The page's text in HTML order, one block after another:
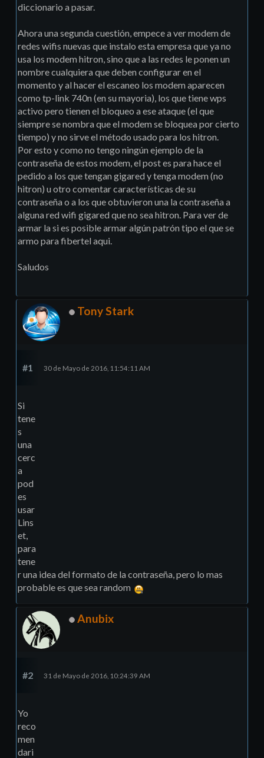
diccionario a pasar.
Ahora una segunda cuestión, empece a ver modem de
redes wifis nuevas que instalo esta empresa que ya no
usa los modem hitron, sino que a las redes le ponen un
nombre cualquiera que deben configurar en el
momento y al hacer el escaneo los modem aparecen
como tp-link 740n (en su mayoria), los que tiene wps
activo pero tienen el bloqueo a ese ataque (el que
siempre se nombra que el modem se bloquea por cierto
tiempo) y no sirve el método usado para los hitron.
Por esto y como no tengo ningún ejemplo de la
contraseña de estos modem, el post es para hace el
pedido a los que tengan gigared y tenga modem (no
hitron) u otro comentar características de su
contraseña o a los que obtuvieron una la contraseña a
alguna red wifi gigared que no sea hitron. Para ver de
armar la si es posible armar algún patrón tipo el que se
armo para fibertel aqui.
Saludos
Tony Stark
#1 30 de Mayo de 2016, 11:54:11 AM
Si
tene
s
una
cerc
a
pod
es
usar
Lins
et,
para
tene
r una idea del formato de la contraseña, pero lo mas
probable es que sea random
Anubix
#2 31 de Mayo de 2016, 10:24:39 AM
Yo
reco
men
dari